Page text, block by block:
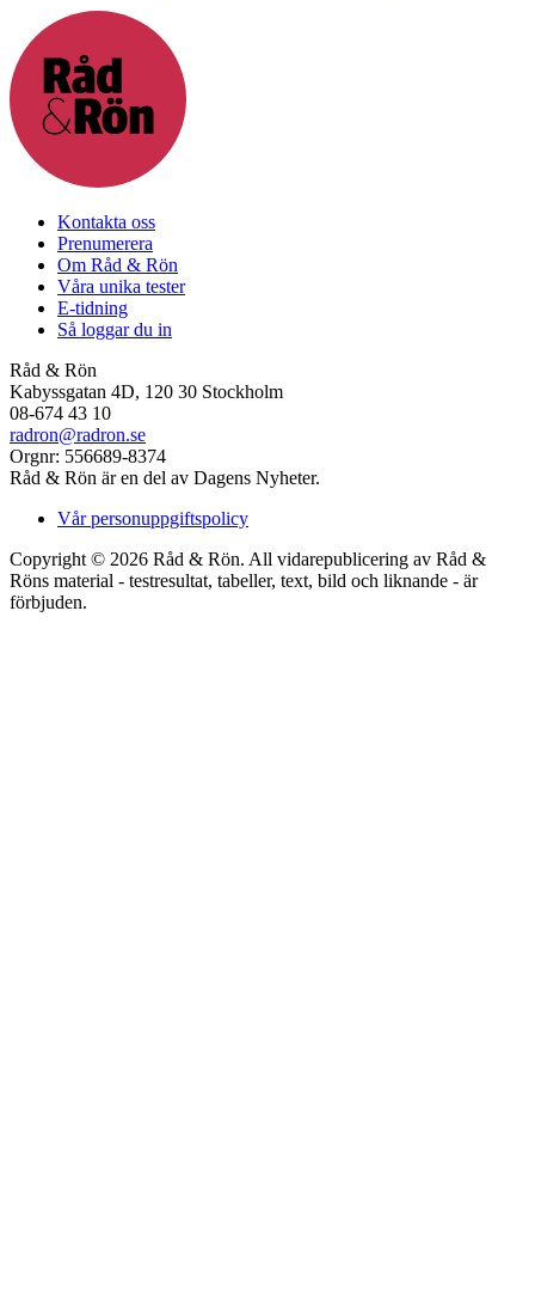
Kontakta oss
Prenumerera
Om Råd & Rön
Våra unika tester
E-tidning
Så loggar du in
Råd & Rön
Kabyssgatan 4D, 120 30 Stockholm
08-674 43 10
radron@radron.se
Orgnr: 556689-8374
Råd & Rön är en del av Dagens Nyheter.
Vår personuppgiftspolicy
Copyright © 2026 Råd & Rön. All vidarepublicering av Råd &
Röns material - testresultat, tabeller, text, bild och liknande - är
förbjuden.